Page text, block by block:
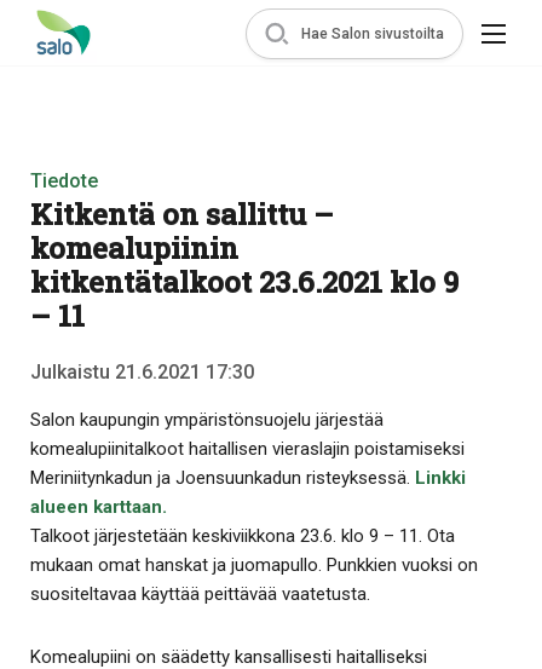
Hae Salon sivustoilta
Tiedote
Kitkentä on sallittu –
komealupiinin
kitkentätalkoot 23.6.2021 klo 9
– 11
Julkaistu 21.6.2021 17:30
Salon kaupungin ympäristönsuojelu järjestää
komealupiinitalkoot haitallisen vieraslajin poistamiseksi
Meriniitynkadun ja Joensuunkadun risteyksessä. Linkki
alueen karttaan.
Talkoot järjestetään keskiviikkona 23.6. klo 9 – 11. Ota
mukaan omat hanskat ja juomapullo. Punkkien vuoksi on
suositeltavaa käyttää peittävää vaatetusta.
Komealupiini on säädetty kansallisesti haitalliseksi